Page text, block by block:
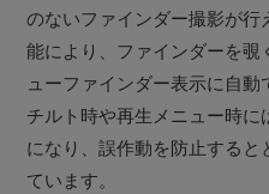
のないファインダー撮影が行
能により、ファインダーを
ューファインダー表示に自
チルト時や再生メニュー時
になり、誤作動を防止すると
ています。